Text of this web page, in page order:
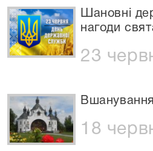
Шановні
нагоди
23
18